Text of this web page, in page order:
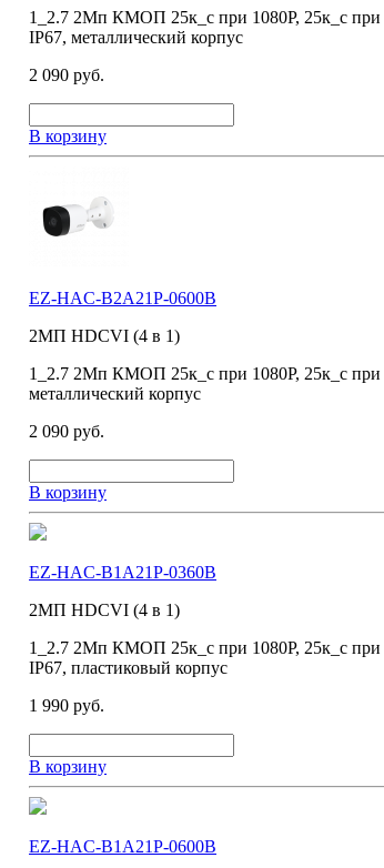
1_2.7 2Мп КМОП 25к_с при 1080P, 25к_с
IP67, металлический корпус
2 090 руб.
В корзину
EZ-HAC-B2A21P-0600B
2MП HDCVI (4 в 1)
1_2.7 2Мп КМОП 25к_с при 1080P, 25к_с
металлический корпус
2 090 руб.
В корзину
EZ-HAC-B1A21P-0360B
2MП HDCVI (4 в 1)
1_2.7 2Мп КМОП 25к_с при 1080P, 25к_с
IP67, пластиковый корпус
1 990 руб.
В корзину
EZ-HAC-B1A21P-0600B